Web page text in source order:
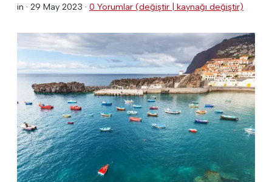
in · 29 May 2023 · 0 Yorumlar (değiştir | kaynağı değiştir)